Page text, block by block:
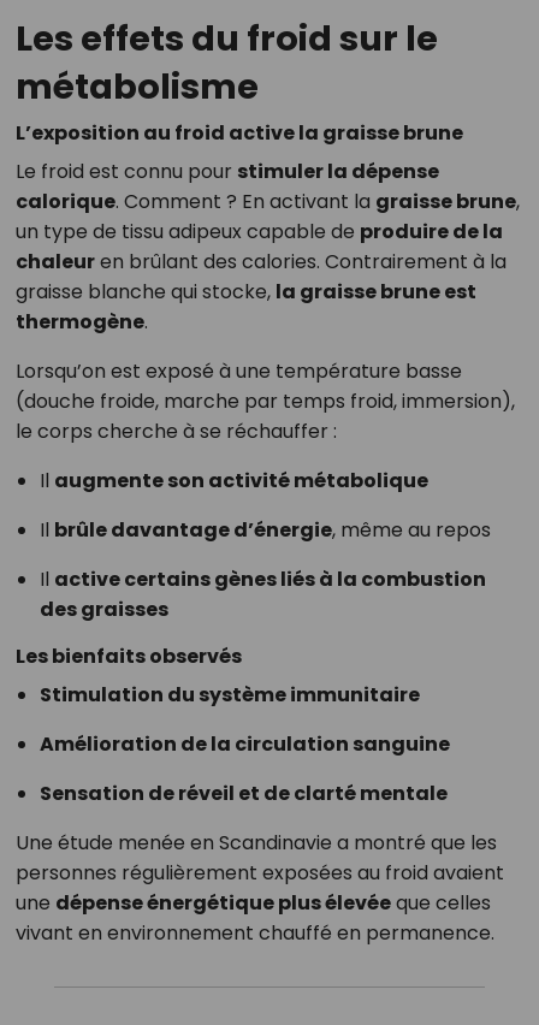
Les effets du froid sur le
métabolisme
L’exposition au froid active la graisse brune
Le froid est connu pour stimuler la dépense
calorique. Comment ? En activant la graisse brune,
un type de tissu adipeux capable de produire de la
chaleuren brûlant des calories. Contrairement à la
graisse blanche qui stocke, la graisse brune est
thermogène.
Lorsqu’on est exposé à une température basse
(douche froide, marche par temps froid, immersion),
le corps cherche à se réchauffer :
Il augmente son activité métabolique
Il brûle davantage d’énergie, même au repos
Il active certains gènes liés à la combustion
des graisses
Les bienfaits observés
Stimulation du système immunitaire
Amélioration de la circulation sanguine
Sensation de réveil et de clarté mentale
Une étude menée en Scandinavie a montré que les
personnes régulièrement exposées au froid avaient
une dépense énergétique plus élevéeque celles
vivant en environnement chauffé en permanence.